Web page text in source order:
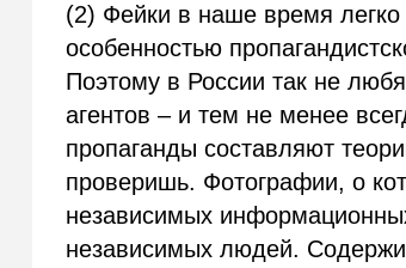
(2) Фейки в наше время легко
особенностью
Поэтому в России так не
агентов – и тем не менее
пропаганды составляют
проверишь. Фотографии, о
независимых
независимых людей.